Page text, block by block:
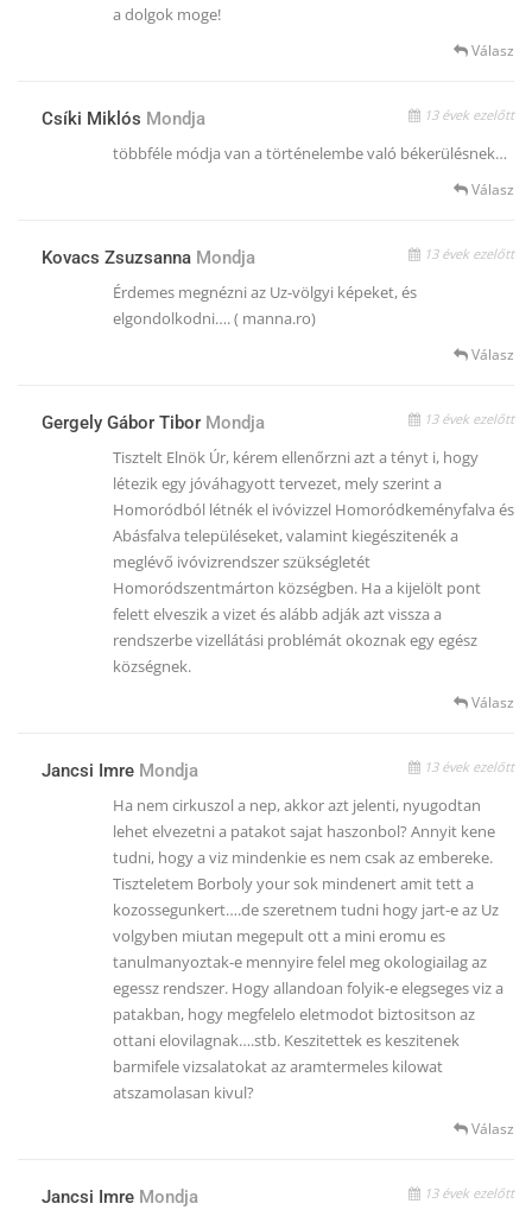
a dolgok moge!
Válasz
Csíki Miklós Mondja 13 évek ezelőtt
többféle módja van a történelembe való békerülésnek…
Válasz
Kovacs Zsuzsanna Mondja 13 évek ezelőtt
Érdemes megnézni az Uz-völgyi képeket, és
elgondolkodni…. ( manna.ro)
Válasz
Gergely Gábor Tibor Mondja 13 évek ezelőtt
Tisztelt Elnök Úr, kérem ellenőrzni azt a tényt i, hogy
létezik egy jóváhagyott tervezet, mely szerint a
Homoródból létnék el ivóvizzel Homoródkeményfalva és
Abásfalva településeket, valamint kiegészitenék a
meglévő ivóvizrendszer szükségletét
Homoródszentmárton községben. Ha a kijelölt pont
felett elveszik a vizet és alább adják azt vissza a
rendszerbe vizellátási problémát okoznak egy egész
községnek.
Válasz
Jancsi Imre Mondja 13 évek ezelőtt
Ha nem cirkuszol a nep, akkor azt jelenti, nyugodtan
lehet elvezetni a patakot sajat haszonbol? Annyit kene
tudni, hogy a viz mindenkie es nem csak az embereke.
Tiszteletem Borboly your sok mindenert amit tett a
kozossegunkert….de szeretnem tudni hogy jart-e az Uz
volgyben miutan megepult ott a mini eromu es
tanulmanyoztak-e mennyire felel meg okologiailag az
egessz rendszer. Hogy allandoan folyik-e elegseges viz a
patakban, hogy megfelelo eletmodot biztositson az
ottani elovilagnak….stb. Keszitettek es keszitenek
barmifele vizsalatokat az aramtermeles kilowat
atszamolasan kivul?
Válasz
Jancsi Imre Mondja 13 évek ezelőtt